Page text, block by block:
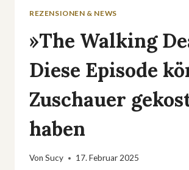
REZENSIONEN & NEWS
»The Walking
Diese Episode
Zuschauer
haben
Von Sucy 17. Februar 2025